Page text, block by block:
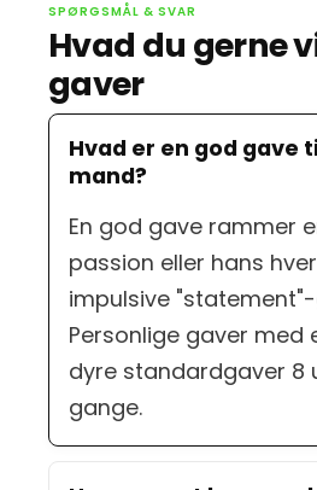
SPØRGSMÅL & SVAR
Hvad du gerne
gaver
Hvad er en god gave
mand?
En god gave rammer
passion eller hans
impulsive
Personlige gaver med
dyre standardgaver 8
gange.